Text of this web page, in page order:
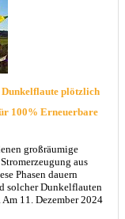
Dunkelflaute plötzlich
100% Erneuerbare
großräumige
aus
Phasen dauern
solcher Dunkelflauten
11. Dezember 2024